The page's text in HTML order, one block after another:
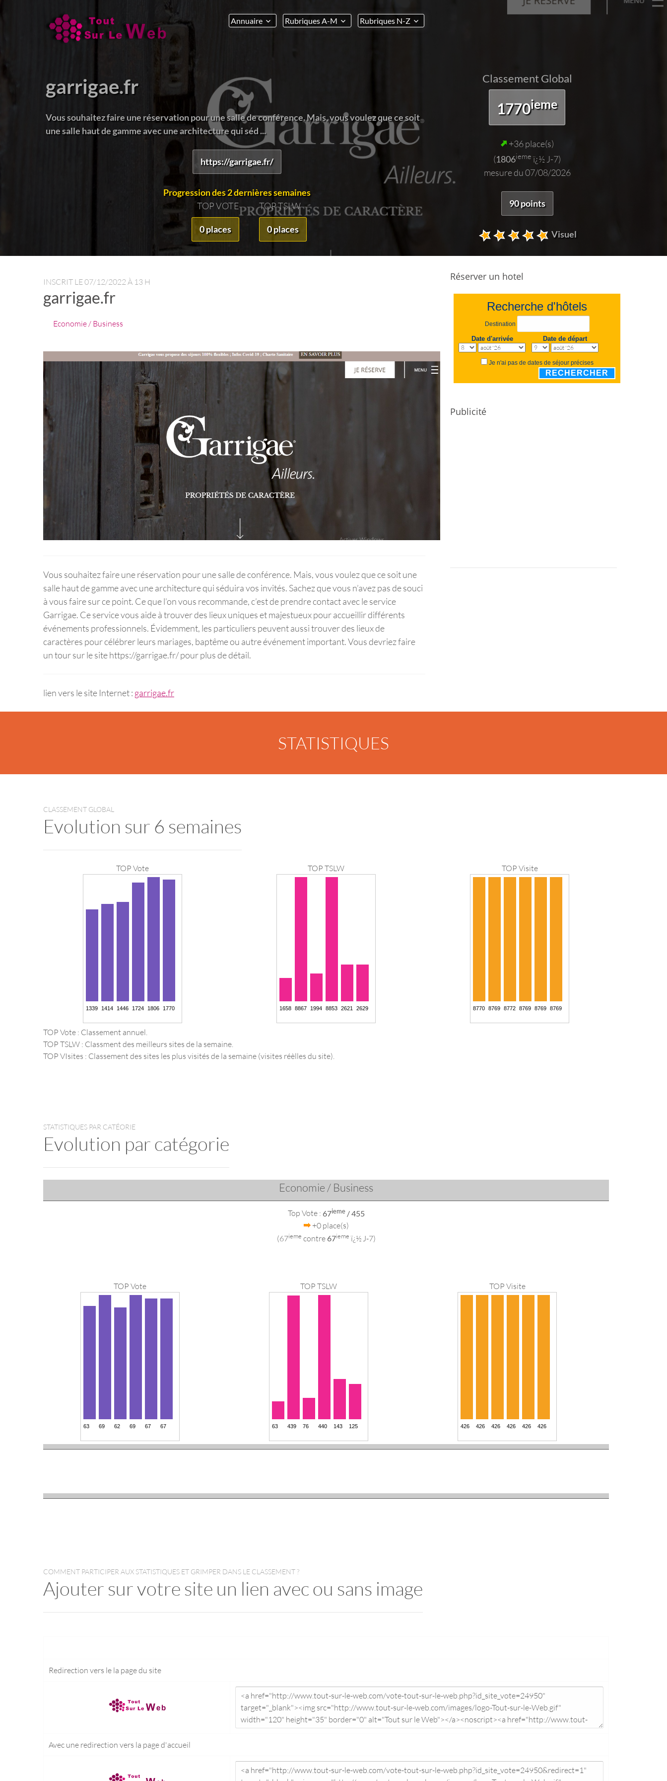
Annuaire Rubriques A-M Rubriques N-Z
garrigae.fr
Vous souhaitez faire une réservation pour une salle de conférence. Mais, vous voulez que ce soit
une salle haut de gamme avec une architecture qui séd ...
https://garrigae.fr/
Progression des 2 dernières semaines
TOP VOTE
0 places
TOP TSLW
0 places
Classement Global
1770ieme
+36 place(s)
(1806ieme ï¿½ J-7)
mesure du 07/08/2026
90 points
Visuel
INSCRIT LE07/12/2022 À 13 H
garrigae.fr
Economie / Business
Vous souhaitez faire une réservation pour une salle de conférence. Mais, vous voulez que ce soit une
salle haut de gamme avec une architecture qui séduira vos invités. Sachez que vous n’avez pas de souci
à vous faire sur ce point. Ce que l’on vous recommande, c’est de prendre contact avec le service
Garrigae. Ce service vous aide à trouver des lieux uniques et majestueux pour accueillir différents
événements professionnels. Évidemment, les particuliers peuvent aussi trouver des lieux de
caractères pour célébrer leurs mariages, baptême ou autre événement important. Vous devriez faire
un tour sur le site https://garrigae.fr/ pour plus de détail.
lien vers le site Internet : garrigae.fr
Réserver un hotel
Recherche d'hôtels
Destination
Date d'arrivée Date de départ
Je n'ai pas de dates de séjour précises
RECHERCHER
Publicité
STATISTIQUES
CLASSEMENT GLOBAL
Evolution sur 6 semaines
TOP Vote TOP TSLW TOP Visite
TOP Vote : Classement annuel.
TOP TSLW : Classment des meilleurs sites de la semaine.
TOP VIsites : Classement des sites les plus visités de la semaine (visites réèlles du site).
STATISTIQUES PAR CATÉORIE
Evolution par catégorie
Economie / Business
Top Vote : 67ieme/ 455
+0 place(s)
(67ieme contre 67ieme ï¿½ J-7)
TOP Vote TOP TSLW TOP Visite
COMMENT PARTICIPER AUX STATISTIQUES ET GRIMPER DANS LE CLASSEMENT ?
Ajouter sur votre site un lien avec ou sans image
Redirection vers le la page du site
Avec une redirection vers la page d'accueil